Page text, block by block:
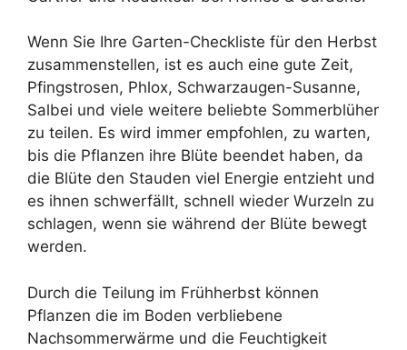
Wenn Sie Ihre Garten-Checkliste für den Herbst
zusammenstellen, ist es auch eine gute Zeit,
Pfingstrosen, Phlox, Schwarzaugen-Susanne,
Salbei und viele weitere beliebte Sommerblüher
zu teilen. Es wird immer empfohlen, zu warten,
bis die Pflanzen ihre Blüte beendet haben, da
die Blüte den Stauden viel Energie entzieht und
es ihnen schwerfällt, schnell wieder Wurzeln zu
schlagen, wenn sie während der Blüte bewegt
werden.
Durch die Teilung im Frühherbst können
Pflanzen die im Boden verbliebene
Nachsommerwärme und die Feuchtigkeit